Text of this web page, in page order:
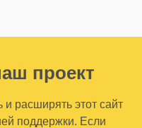
проект
расширять этот сайт
поддержки. Если